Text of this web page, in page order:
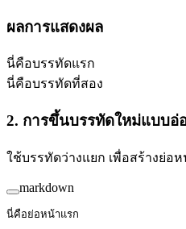
ผลการแสดงผล
นี่คือบรรทัดแรก
นี่คือบรรทัดที่สอง
2. การขึ้นบรรทัดใหม่แบบอ่
ใช้บรรทัดว่างแยก เพื่อสร้างย่อ
markdown
นี่คือย่อหน้าแรก